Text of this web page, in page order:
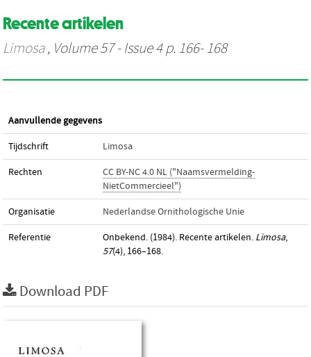
Recente artikelen
Limosa, Volume 57 - Issue 4 p. 166- 168
Aanvullende gegevens
Tijdschrift Limosa
Rechten
CC BY-NC 4.0 NL ("Naamsvermelding-
NietCommercieel")
Organisatie Nederlandse Ornithologische Unie
Referentie Onbekend. (1984). Recente artikelen. Limosa,
57(4), 166–168.
Download PDF